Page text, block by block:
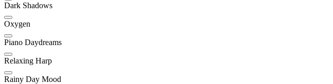
Dark Shadows
Oxygen
Piano Daydreams
Relaxing Harp
Rainy Day Mood